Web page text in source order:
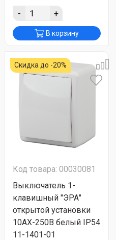
- +
В корзину
Скидка до -20%
Код товара: 00030081
Выключатель 1-
клавишный "ЭРА"
открытой установки
10АХ-250В белый IP54
11-1401-01